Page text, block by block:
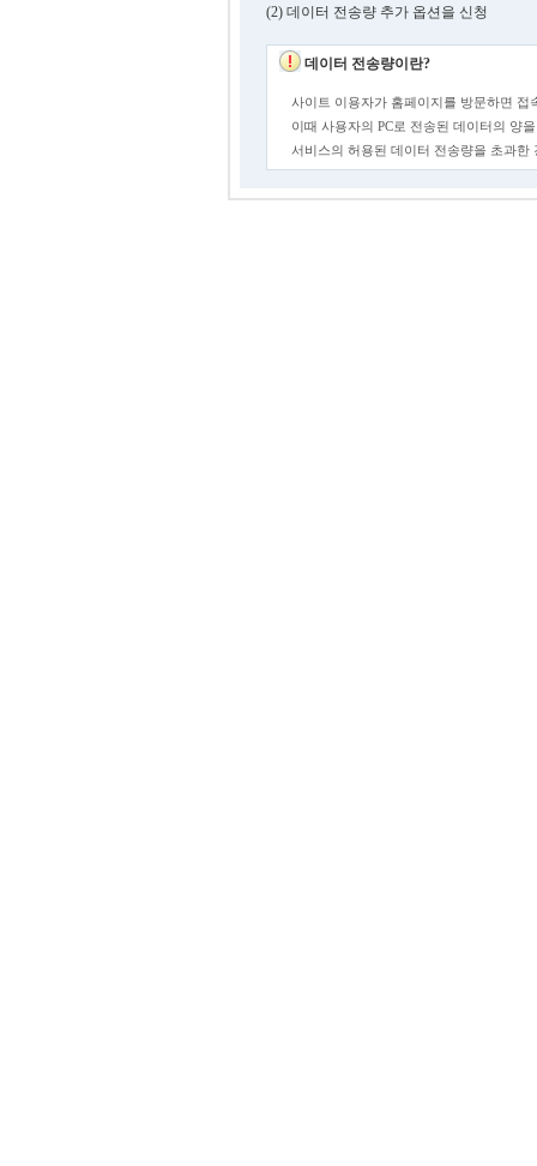
(2) 데이터 전송량 추가 옵션을 신청
데이터 전송량이란?
사이트 이용자가 홈페이지를 방문하면 접
이때 사용자의 PC로 전송된 데이터의 양
서비스의 허용된 데이터 전송량을 초과